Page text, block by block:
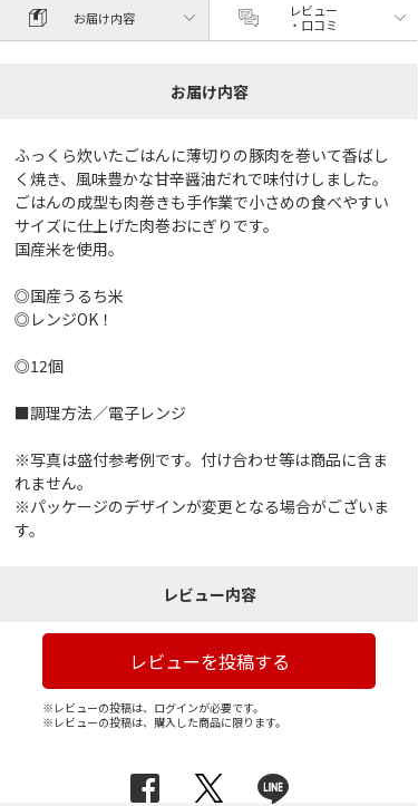
お届け内容
レビュー
・口コミ
お届け内容
ふっくら炊いたごはんに薄切りの豚肉を巻いて香ばし
く焼き、風味豊かな甘辛醤油だれで味付けしました。
ごはんの成型も肉巻きも手作業で小さめの食べやすい
サイズに仕上げた肉巻おにぎりです。
国産米を使用。
◎国産うるち米
◎レンジOK！
◎12個
■調理方法／電子レンジ
※写真は盛付参考例です。付け合わせ等は商品に含ま
れません。
※パッケージのデザインが変更となる場合がございま
す。
レビュー内容
レビューを投稿する
※レビューの投稿は、ログインが必要です。
※レビューの投稿は、購入した商品に限ります。